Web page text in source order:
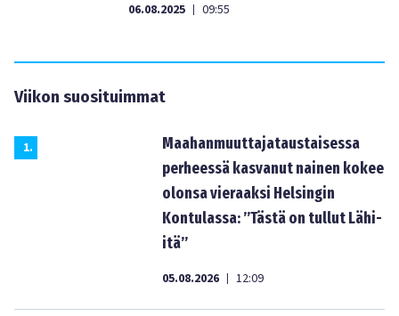
06.08.2025 | 09:55
Viikon suosituimmat
1.
Maahanmuuttajataustaisessa
perheessä kasvanut nainen kokee
olonsa vieraaksi Helsingin
Kontulassa: ”Tästä on tullut Lähi-
itä”
05.08.2026 | 12:09